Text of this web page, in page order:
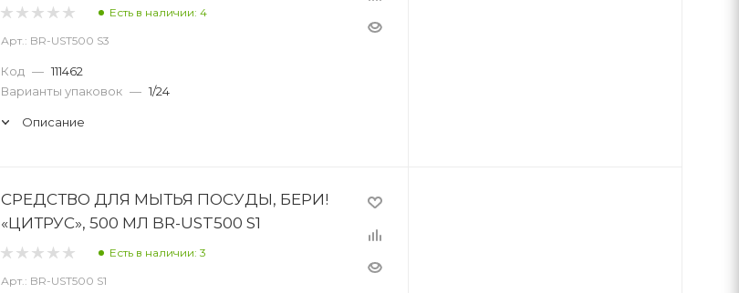
Есть в наличии: 4
Арт.: BR-UST500 S3
Код — 111462
Варианты упаковок — 1/24
Описание
СРЕДСТВО ДЛЯ МЫТЬЯ ПОСУДЫ, БЕРИ!
«ЦИТРУС», 500 МЛ BR-UST500 S1
Есть в наличии: 3
Арт.: BR-UST500 S1